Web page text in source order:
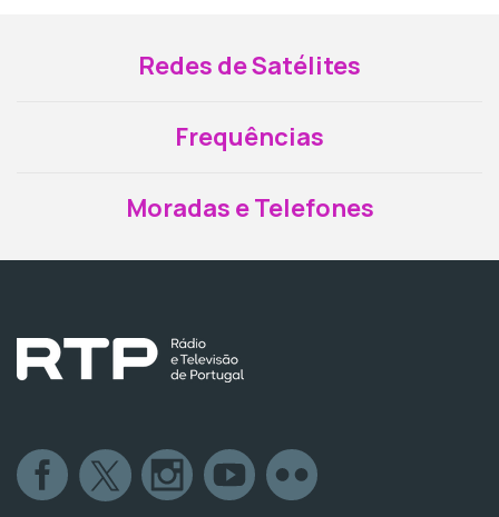
Redes de Satélites
Frequências
Moradas e Telefones